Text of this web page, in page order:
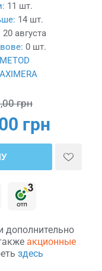
11 шт.
14 шт.
20 августа
0 шт.
грн
грн
дополнительно
акционные
здесь